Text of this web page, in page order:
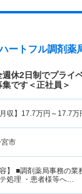
ートフル調剤薬
週休2日制でプライ
です＜正社員＞
収】 17.7万円～ 17.7万
市
容】 ■調剤薬局事務の業
処理 ・患者様等へ…